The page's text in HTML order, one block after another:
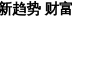
趋势 财富